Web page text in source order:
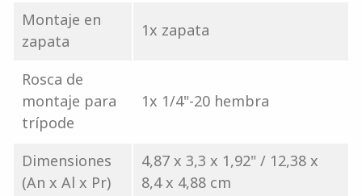
Montaje en
zapata
1x zapata
Rosca de
montaje para
trípode
1x 1/4"-20 hembra
Dimensiones
(An x Al x Pr)
4,87 x 3,3 x 1,92" / 12,38 x
8,4 x 4,88 cm